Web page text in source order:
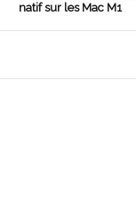
natif sur les Mac M1